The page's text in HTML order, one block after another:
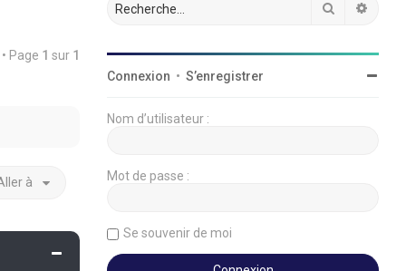
Page 1 sur 1
à
Rechercher
Connexion • S’enregistrer
Nom d’utilisateur :
Mot de passe :
Se souvenir de moi